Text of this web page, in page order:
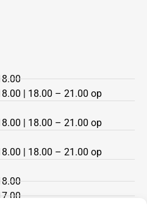
| 18.00 – 21.00 op
| 18.00 – 21.00 op
| 18.00 – 21.00 op